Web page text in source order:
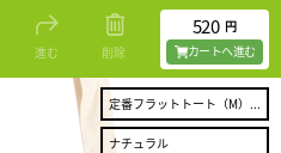
進む 削除
520 円
カートヘ進む
定番フラットトート（M）...
ナチュラル